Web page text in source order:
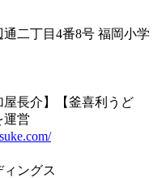
二丁目4番8号 福岡小学
長介】【釜喜利うど
運営
ングス